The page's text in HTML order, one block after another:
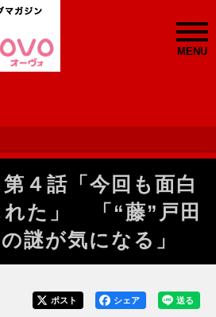
MENU
第４話「今回も面白
れた」 「“藤”戸田
謎が気になる」
送る
シェア
ポスト